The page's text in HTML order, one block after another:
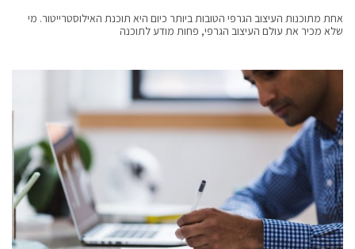
אחת מתוכנות העיצוב הגרפי הטובות ביותר כיום היא תוכנת האילוסטרייטור. מי
שלא מכיר את עולם העיצוב הגרפי, פחות מודע לתוכנה